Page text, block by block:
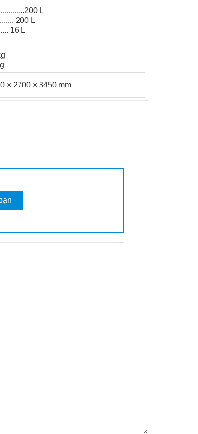
L
200 L
16 L
× 2700 × 3450 mm